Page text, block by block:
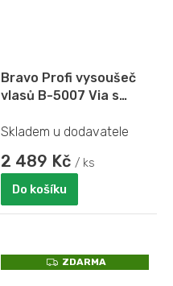
Bravo Profi vysoušeč
vlasů B-5007 Via s
sklopnou rukojetí
Skladem u dodavatele
2 489 Kč / ks
Do košíku
Z
D
ZDARMA